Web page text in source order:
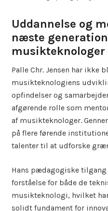
Uddannelse og
næste
musikteknologer
Palle Chr. Jensen har ikke
musikteknologiens
opfindelser og
afgørende rolle som
af musikteknologer.
på flere førende
talenter til at udforske
Hans pædagogiske
forståelse for både de
musikteknologi, hvilket
solidt fundament for